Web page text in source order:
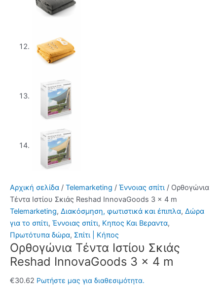
Αρχική σελίδα / Telemarketing / Έννοιας σπίτι / Ορθογώνια
Τέντα Ιστίου Σκιάς Reshad InnovaGoods 3 x 4 m
Telemarketing, Διακόσμηση, φωτιστικά και έπιπλα, Δώρα
για το σπίτι, Έννοιας σπίτι, Κηπος Και Βεραντα,
Πρωτότυπα δώρα, Σπίτι | Κήπος
Ορθογώνια Τέντα Ιστίου Σκιάς
Reshad InnovaGoods 3 x 4 m
€30.62 Ρωτήστε μας για διαθεσιμότητα.